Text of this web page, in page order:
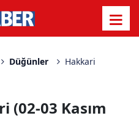
Düğünler
Hakkari
03 Kasım